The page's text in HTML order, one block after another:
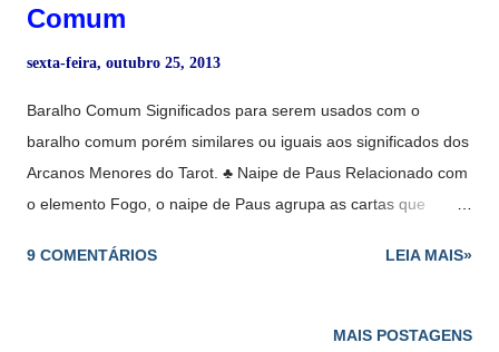
Comum
sexta-feira, outubro 25, 2013
Baralho Comum Significados para serem usados com o
baralho comum porém similares ou iguais aos significados dos
Arcanos Menores do Tarot. ♣ Naipe de Paus Relacionado com
o elemento Fogo, o naipe de Paus agrupa as cartas que
engenhosidade, energia, ideias, inspiração, paixão. ♣ Ás de
gênese, um novo empreendimento, atividade, sorte, lucro,
9 COMENTÁRIOS LEIA MAIS»
MAIS POSTAGENS